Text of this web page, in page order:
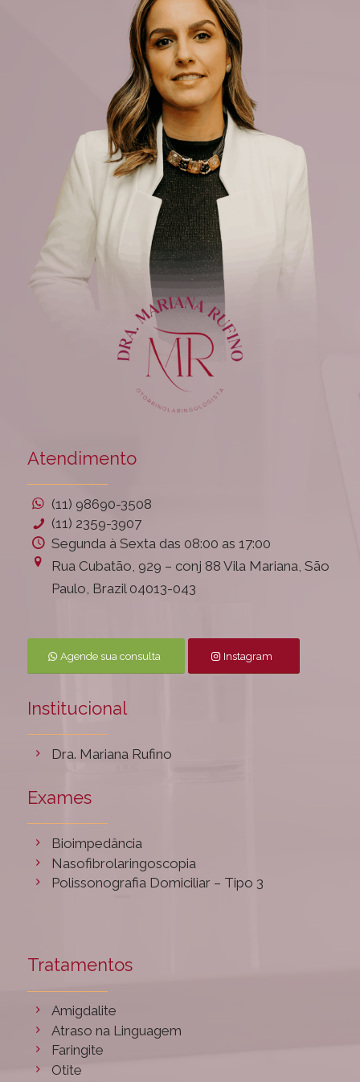
Atendimento
(11) 98690-3508
(11) 2359-3907
Segunda à Sexta das 08:00 as 17:00
Rua Cubatão, 929 – conj 88 Vila Mariana, São
Paulo, Brazil 04013-043
Agende sua consulta Instagram
Institucional
Dra. Mariana Rufino
Exames
Bioimpedância
Nasofibrolaringoscopia
Polissonografia Domiciliar – Tipo 3
Tratamentos
Amigdalite
Atraso na Linguagem
Faringite
Otite